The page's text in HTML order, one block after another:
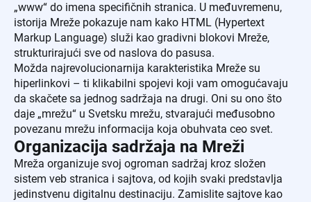
„www“ do imena specifičnih stranica. U međuvremenu,
istorija Mreže pokazuje nam kako HTML (Hypertext
Markup Language) služi kao gradivni blokovi Mreže,
strukturirajući sve od naslova do pasusa.
Možda najrevolucionarnija karakteristika Mreže su
hiperlinkovi – ti klikabilni spojevi koji vam omogućavaju
da skačete sa jednog sadržaja na drugi. Oni su ono što
daje „mrežu“ u Svetsku mrežu, stvarajući međusobno
povezanu mrežu informacija koja obuhvata ceo svet.
Organizacija sadržaja na Mreži
Mreža organizuje svoj ogroman sadržaj kroz složen
sistem veb stranica i sajtova, od kojih svaki predstavlja
jedinstvenu digitalnu destinaciju. Zamislite sajtove kao